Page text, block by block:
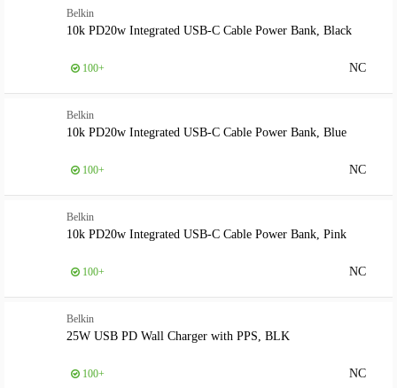
Belkin
10k PD20w Integrated USB-C Cable Power Bank, Black
NC
100+
Belkin
10k PD20w Integrated USB-C Cable Power Bank, Blue
NC
100+
Belkin
10k PD20w Integrated USB-C Cable Power Bank, Pink
NC
100+
Belkin
25W USB PD Wall Charger with PPS, BLK
NC
100+